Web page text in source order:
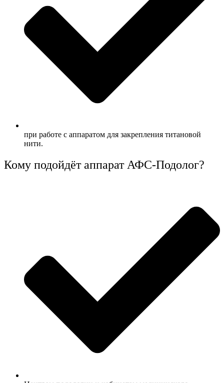
при работе с аппаратом для закрепления титановой
нити.
Кому подойдёт аппарат АФС-Подолог?